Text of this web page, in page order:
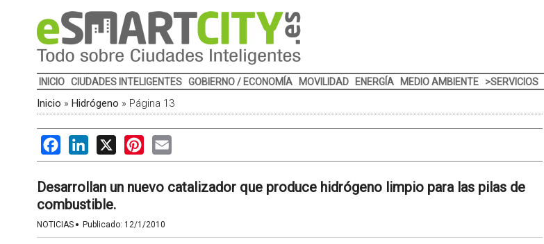
INICIO CIUDADES INTELIGENTES GOBIERNO / ECONOMÍA MOVILIDAD ENERGÍA MEDIO AMBIENTE >SERVICIOS
Inicio » Hidrógeno » Página 13
FacebookLinkedIn
X PinterestEmail
Desarrollan un nuevo catalizador que produce hidrógeno limpio para las pilas de
combustible.
NOTICIAS · Publicado: 12/1/2010